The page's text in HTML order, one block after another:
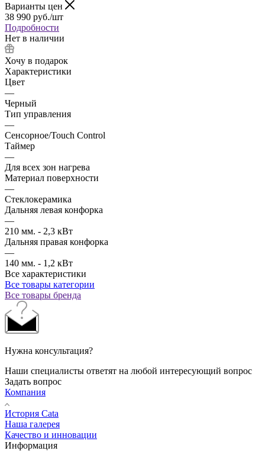
Варианты цен
38 990 руб./шт
Подробности
Нет в наличии
Хочу в подарок
Характеристики
Цвет
—
Черный
Тип управления
—
Сенсорное/Touch Control
Таймер
—
Для всех зон нагрева
Материал поверхности
—
Стеклокерамика
Дальняя левая конфорка
—
210 мм. - 2,3 кВт
Дальняя правая конфорка
—
140 мм. - 1,2 кВт
Все характеристики
Все товары категории
Все товары бренда
Нужна консультация?
Наши специалисты ответят на любой интересующий вопрос
Задать вопрос
Компания
История Cata
Наша галерея
Качество и инновации
Информация